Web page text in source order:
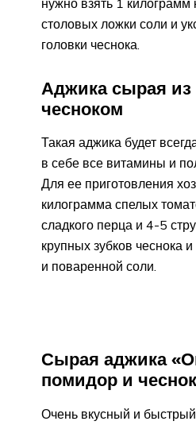
столовых ложки соли и
головки чеснока.
Аджика сырая
чесноком
Такая аджика будет
в себе все витамины и
Для ее приготовления
килограмма спелых
сладкого перца и 4-5
крупных зубков чеснока
и поваренной соли.
Сырая аджика
помидор и
Очень вкусный и